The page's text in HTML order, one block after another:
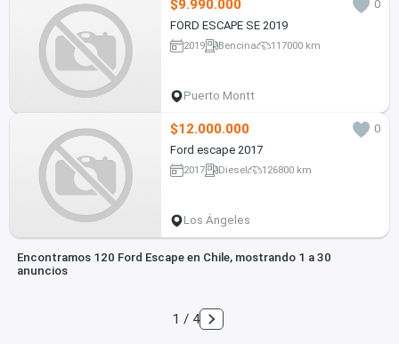
$9.990.000
0
FORD ESCAPE SE 2019
2019 Bencina 117000 km
Puerto Montt
$12.000.000
0
Ford escape 2017
2017 Diesel 126800 km
Los Ángeles
Encontramos 120 Ford Escape en Chile, mostrando 1 a 30
anuncios
1 / 4